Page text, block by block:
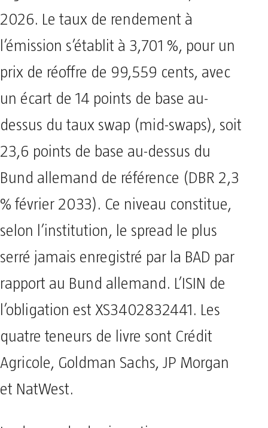
2026. Le taux de rendement à
l’émission s’établit à 3,701 %, pour un
prix de réoffre de 99,559 cents, avec
un écart de 14 points de base au-
dessus du taux swap (mid-swaps), soit
23,6 points de base au-dessus du
Bund allemand de référence (DBR 2,3
% février 2033). Ce niveau constitue,
selon l’institution, le spread le plus
serré jamais enregistré par la BAD par
rapport au Bund allemand. L’ISIN de
l’obligation est XS3402832441. Les
quatre teneurs de livre sont Crédit
Agricole, Goldman Sachs, JP Morgan
et NatWest.